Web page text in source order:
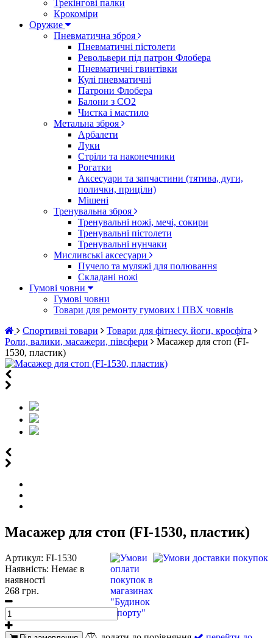
Трекінгові палки
Крокоміри
Оружие
Пневматична зброя
Пневматичні пістолети
Револьвери під патрон Флобера
Пневматичні гвинтівки
Кулі пневматичні
Патрони Флобера
Балони з CO2
Чистка і мастило
Метальна зброя
Арбалети
Луки
Стріли та наконечники
Рогатки
Аксесуари та запчастини (тятива, дуги,
полички, приціли)
Мішені
Тренувальна зброя
Тренувальні ножі, мечі, сокири
Тренувальні пістолети
Тренувальні нунчаки
Мисливські аксесуари
Пучело та муляжі для полювання
Складані ножі
Гумові човни
Гумові човни
Товари для ремонту гумових і ПВХ човнів
Спортивні товари
Товари для фітнесу, йоги, кросфіта
Роли, валики, масажери, півсфери
Масажер для стоп (FI-
1530, пластик)
Масажер для стоп (FI-1530, пластик)
Артикул: FI-1530
Наявність: Немає в
наявності
268 грн.